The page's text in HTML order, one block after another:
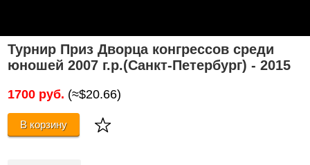
Турнир Приз Дворца конгрессов среди
юношей 2007 г.р.(Санкт-Петербург) - 2015
1700 руб. (≈$20.66)
В корзину